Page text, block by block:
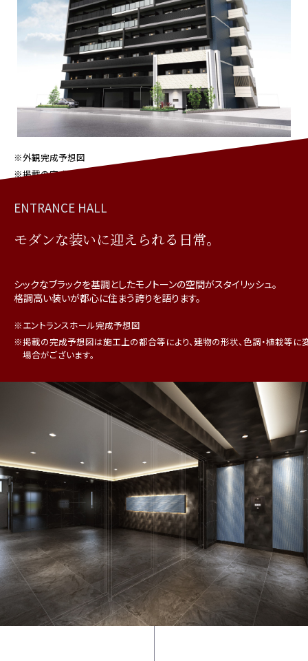
※外観完成予想図
※掲載の完成予想図は施工上の都合等により、建物の形状、色調・植栽等
ENTRANCE HALL
モダンな装いに迎えられる日常。
シックなブラックを基調としたモノトーンの空間がスタイリッシュ。
格調高い装いが都心に住まう誇りを語ります。
※エントランスホール完成予想図
※掲載の完成予想図は施工上の都合等により、建物の形状、色調・植栽等に
場合がございます。